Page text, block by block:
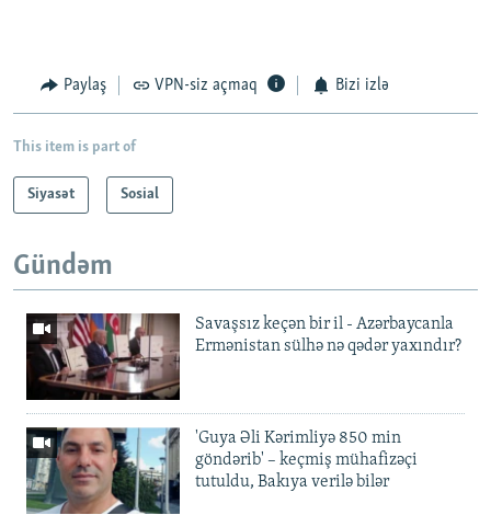
Paylaş VPN-siz açmaq Bizi izlə
This item is part of
Siyasət Sosial
Gündəm
Savaşsız keçən bir il - Azərbaycanla
Ermənistan sülhə nə qədər yaxındır?
'Guya Əli Kərimliyə 850 min
göndərib' – keçmiş mühafizəçi
tutuldu, Bakıya verilə bilər